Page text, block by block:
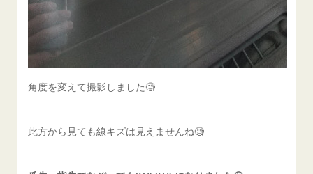
角度を変えて撮影しました🧐
此方から見ても線キズは見えませんね🧐